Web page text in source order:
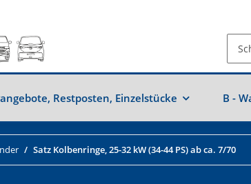
Restposten, Einzelstücke B -
Satz Kolbenringe, 25-32 kW (34-44 PS) ab ca. 7/70